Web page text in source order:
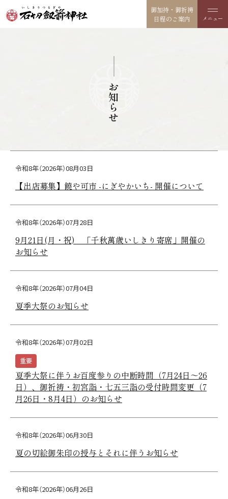
御加持・御祈祷
日程のご案内
お知らせ
令和8年（2026年）08月03日
【出店募集】饒や可市 -にぎやかいち- 開催について
令和8年（2026年）07月28日
9月21日(月・祝) 「千秋萬歳いしきり寄席」開催の
お知らせ
令和8年（2026年）07月04日
夏季大祭のお知らせ
令和8年（2026年）07月02日
重要
夏季大祭に伴うお百度参りの中断時間（7月24日～26
日）、御祈祷・初宮詣・七五三詣の受付時間変更（7
月26日・8月4日）のお知らせ
令和8年（2026年）06月30日
夏の切絵御朱印の授与とそれに伴うお知らせ
令和8年（2026年）06月26日